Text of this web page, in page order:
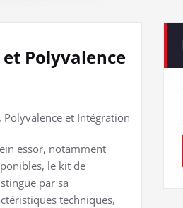
Polyvalence
Polyvalence et Intégration
essor, notamment
le kit de
par sa
techniques,